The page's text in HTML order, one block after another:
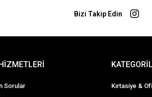
Bizi Takip Edin
Sorular Kırtasiye &